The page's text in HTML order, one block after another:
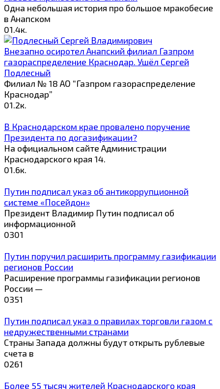
Одна небольшая история про большое мракобесие
в Анапском
01.4к.
Внезапно осиротел Анапский филиал Газпром
газораспределение Краснодар. Ушёл Сергей
Подлесный
Филиал № 18 АО “Газпром газораспределение
Краснодар”
01.2к.
В Краснодарском крае провалено поручение
Президента по догазификации?
На официальном сайте Администрации
Краснодарского края 14.
01.6к.
Путин подписал указ об антикоррупционной
системе «Посейдон»
Президент Владимир Путин подписал об
информационной
0301
Путин поручил расширить программу газификации
регионов России
Расширение программы газификации регионов
России —
0351
Путин подписал указ о правилах торговли газом с
недружественными странами
Страны Запада должны будут открыть рублевые
счета в
0261
Более 55 тысяч жителей Краснодарского края